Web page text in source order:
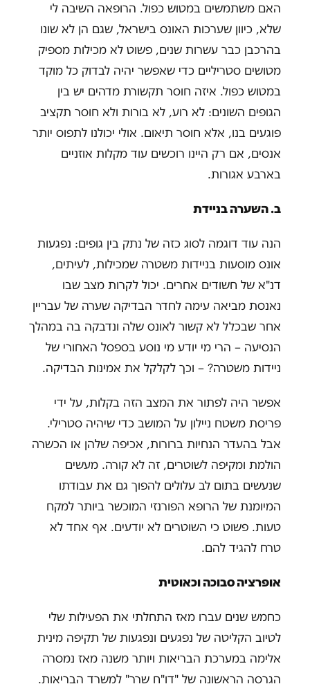
האם משתמשים במטוש כפול. הרופאה השיבה לי
שלא, כיוון שערכות האונס בישראל, שגם הן לא שונו
בהרכבן כבר עשרות שנים, פשוט לא מכילות מספיק
מטושים סטריליים כדי שאפשר יהיה לבדוק כל מוקד
במטוש כפול. איזה חוסר תקשורת מדהים יש בין
הגופים השונים: לא רוע, לא בורות ולא חוסר תקציב
פוגעים בנו, אלא חוסר תיאום. אולי יכולנו לתפוס יותר
אנסים, אם רק היינו רוכשים עוד מקלות אוזניים
בארבע אגורות.
ב.השערה בניידת
הנה עוד דוגמה לסוג כזה של נתק בין גופים: נפגעות
אונס מוסעות בניידות משטרה שמכילות, לעיתים,
דנ"א של חשודים אחרים. יכול לקרות מצב שבו
נאנסת מביאה עימה לחדר הבדיקה שערה של עבריין
אחר שבכלל לא קשור לאונס שלה ונדבקה בה במהלך
הנסיעה – הרי מי יודע מי נוסע בספסל האחורי של
ניידות משטרה? – וכך לקלקל את אמינות הבדיקה.
אפשר היה לפתור את המצב הזה בקלות, על ידי
פריסת משטח ניילון על המושב כדי שיהיה סטרילי.
אבל בהעדר הנחיות ברורות, אכיפה שלהן או הכשרה
הולמת ומקיפה לשוטרים, זה לא קורה. מעשים
שנעשים בתום לב עלולים להפוך גם את עבודתו
המיומנת של הרופא הפורנזי המוכשר ביותר למקח
טעות. פשוט כי השוטרים לא יודעים. אף אחד לא
טרח להגיד להם.
אופרציה סבוכה וכאוטית
כחמש שנים עברו מאז התחלתי את הפעילות שלי
לטיוב הקליטה של נפגעים ונפגעות של תקיפה מינית
אלימה במערכת הבריאות ויותר משנה מאז נמסרה
הגרסה הראשונה של "דו"ח שרר" למשרד הבריאות.